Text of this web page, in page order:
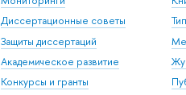
Диссертационные советы
Защиты диссертаций
Академическое развитие
Конкурсы и гранты